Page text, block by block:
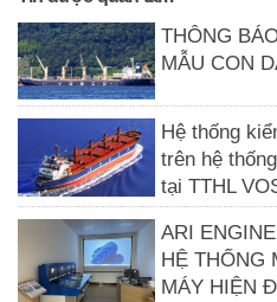
THÔNG
MẪU CON
Hệ thống
trên hệ
tại TTHL
ARI
HỆ THỐNG
MÁY HIỆN